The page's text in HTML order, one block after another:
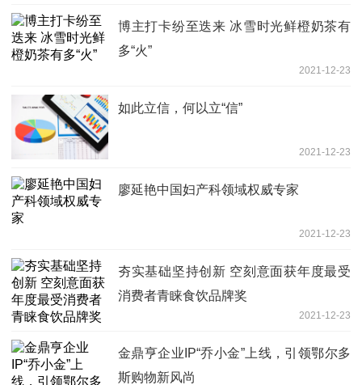
博主打卡纷至迭来 冰雪时光鲜橙奶茶有
多“火”
2021-12-23
如此立信，何以立“信” ​
2021-12-23
廖延艳中国妇产科领域权威专家
2021-12-23
夯实基础坚持创新 空刻意面获年度最受
消费者青睐食饮品牌奖
2021-12-23
金鼎亨企业IP“乔小金”上线，引领鄂尔多
斯购物新风尚